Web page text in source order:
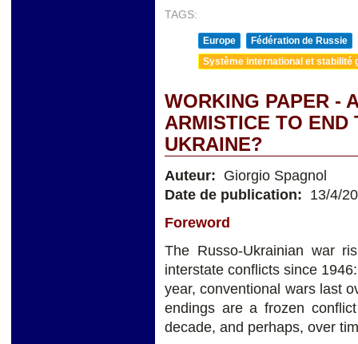
TAGS:
Europe
Fédération de Russie
Système international et stabilité
WORKING PAPER -
ARMISTICE TO END
UKRAINE?
Auteur: Giorgio Spagnol
Date de publication: 13/4/
Foreword
The Russo-Ukrainian war
interstate conflicts since
year, conventional wars last
endings are a frozen
decade, and perhaps, over